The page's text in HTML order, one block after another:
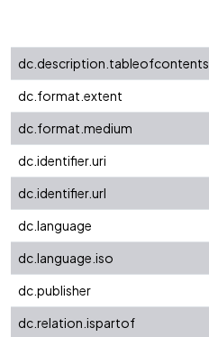
dc.description.tableofcontents
dc.format.extent
dc.format.medium
dc.identifier.uri
dc.identifier.url
dc.language
dc.language.iso
dc.publisher
dc.relation.ispartof